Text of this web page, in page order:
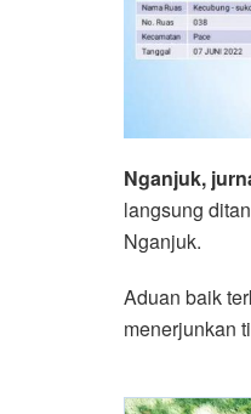
Nganjuk,
langsung
Nganjuk.
Aduan baik
menerjunkan